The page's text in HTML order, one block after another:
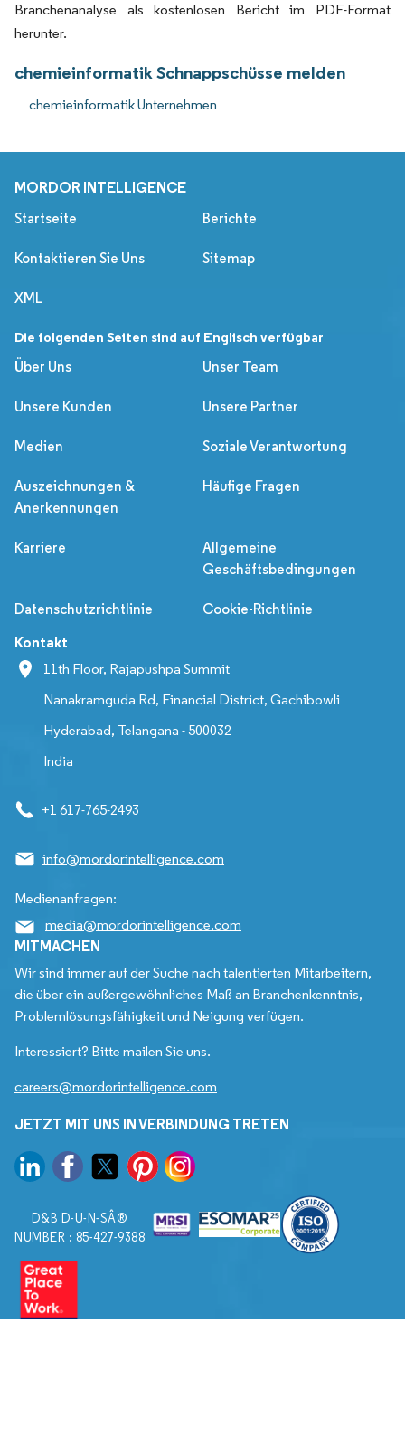
Branchenanalyse als kostenlosen Bericht im PDF-Format
herunter.
chemieinformatik Schnappschüsse melden
chemieinformatik Unternehmen
MORDOR INTELLIGENCE
Startseite Berichte
Kontaktieren Sie Uns Sitemap
XML
Die folgenden Seiten sind auf Englisch verfügbar
Über Uns
Unser Team
Unsere Kunden Unsere Partner
Medien Soziale Verantwortung
Auszeichnungen &
Anerkennungen
Häufige Fragen
Karriere
Allgemeine
Geschäftsbedingungen
Datenschutzrichtlinie Cookie-Richtlinie
Kontakt
11th Floor, Rajapushpa Summit
Nanakramguda Rd, Financial District, Gachibowli
Hyderabad, Telangana - 500032
India
+1 617-765-2493
info@mordorintelligence.com
Medienanfragen:
media@mordorintelligence.com
MITMACHEN
Wir sind immer auf der Suche nach talentierten Mitarbeitern,
die über ein außergewöhnliches Maß an Branchenkenntnis,
Problemlösungsfähigkeit und Neigung verfügen.
Interessiert? Bitte mailen Sie uns.
careers@mordorintelligence.com
JETZT MIT UNS IN VERBINDUNG TRETEN
D&B D-U-N-SÂ®
NUMBER : 85-427-9388